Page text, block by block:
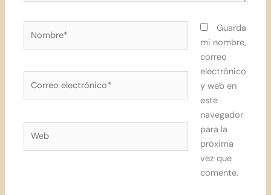
Guarda
mi nombre,
correo
electrónico
y web en
este
navegador
para la
próxima
vez que
comente.